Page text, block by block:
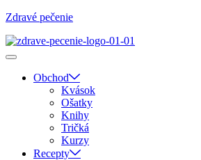
Zdravé pečenie
Obchod
Kvások
Ošatky
Knihy
Tričká
Kurzy
Recepty